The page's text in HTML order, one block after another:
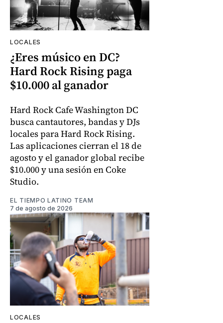
LOCALES
¿Eres músico en DC?
Hard Rock Rising paga
$10.000 al ganador
Hard Rock Cafe Washington DC
busca cantautores, bandas y DJs
locales para Hard Rock Rising.
Las aplicaciones cierran el 18 de
agosto y el ganador global recibe
$10.000 y una sesión en Coke
Studio.
EL TIEMPO LATINO TEAM
7 de agosto de 2026
LOCALES